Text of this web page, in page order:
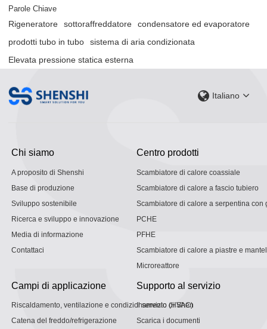
Parole Chiave
Rigeneratore sottoraffreddatore
condensatore ed evaporatore
prodotti tubo in tubo
sistema di aria condizionata
Elevata pressione statica esterna
Italiano
Chi siamo
A proposito di Shenshi
Base di produzione
Sviluppo sostenibile
Ricerca e sviluppo e innovazione
Media di informazione
Contattaci
Centro prodotti
Scambiatore di calore coassiale
Scambiatore di calore a fascio tubiero
Scambiatore di calore a serpentina con
PCHE
PFHE
Scambiatore di calore a piastre e
Microreattore
Campi di applicazione
Riscaldamento, ventilazione e condizionamento (HVAC)
Catena del freddo/refrigerazione
Supporto al servizio
Il servizio di Shen
Scarica i documenti